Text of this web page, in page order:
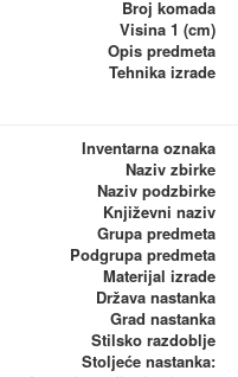
Broj komada
Visina 1 (cm)
Opis predmeta
Tehnika izrade
Inventarna oznaka
Naziv zbirke
Naziv podzbirke
Književni naziv
Grupa predmeta
Podgrupa predmeta
Materijal izrade
Država nastanka
Grad nastanka
Stilsko razdoblje
Stoljeće nastanka: